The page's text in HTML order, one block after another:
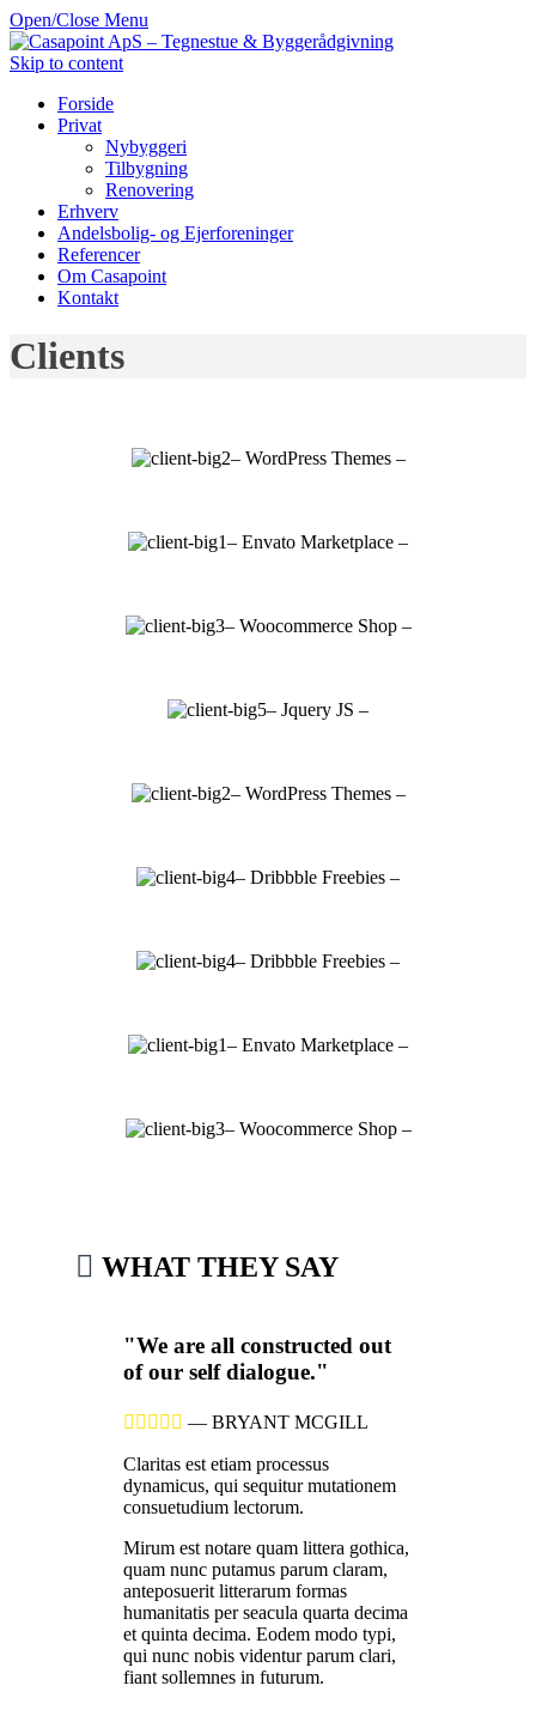
Open/Close Menu
Skip to content
Forside
Privat
Nybyggeri
Tilbygning
Renovering
Erhverv
Andelsbolig- og Ejerforeninger
Referencer
Om Casapoint
Kontakt
Clients
– WordPress Themes –
– Envato Marketplace –
– Woocommerce Shop –
– Jquery JS –
– WordPress Themes –
– Dribbble Freebies –
– Dribbble Freebies –
– Envato Marketplace –
– Woocommerce Shop –
 WHAT THEY SAY
"We are all constructed out
of our self dialogue."
     — BRYANT MCGILL
Claritas est etiam processus
dynamicus, qui sequitur mutationem
consuetudium lectorum.
Mirum est notare quam littera gothica,
quam nunc putamus parum claram,
anteposuerit litterarum formas
humanitatis per seacula quarta decima
et quinta decima. Eodem modo typi,
qui nunc nobis videntur parum clari,
fiant sollemnes in futurum.